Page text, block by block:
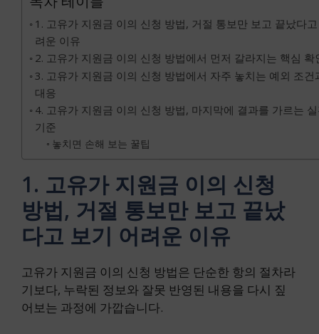
1. 고유가 지원금 이의 신청 방법, 거절 통보만 보고 끝났다
려운 이유
2. 고유가 지원금 이의 신청 방법에서 먼저 갈라지는 핵심 확
3. 고유가 지원금 이의 신청 방법에서 자주 놓치는 예외 조건
대응
4. 고유가 지원금 이의 신청 방법, 마지막에 결과를 가르는
기준
놓치면 손해 보는 꿀팁
1. 고유가 지원금 이의 신청
방법, 거절 통보만 보고 끝났
다고 보기 어려운 이유
고유가 지원금 이의 신청 방법은 단순한 항의 절차라
기보다, 누락된 정보와 잘못 반영된 내용을 다시 짚
어보는 과정에 가깝습니다.